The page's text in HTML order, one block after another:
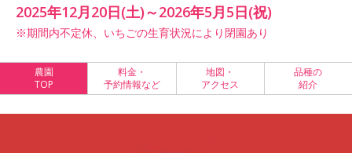
2025年12月20日(土)～2026年5月5日(祝)
※期間内不定休、いちごの生育状況により閉園あり
農園
TOP
料金・
予約情報など
地図・
アクセス
品種の
紹介